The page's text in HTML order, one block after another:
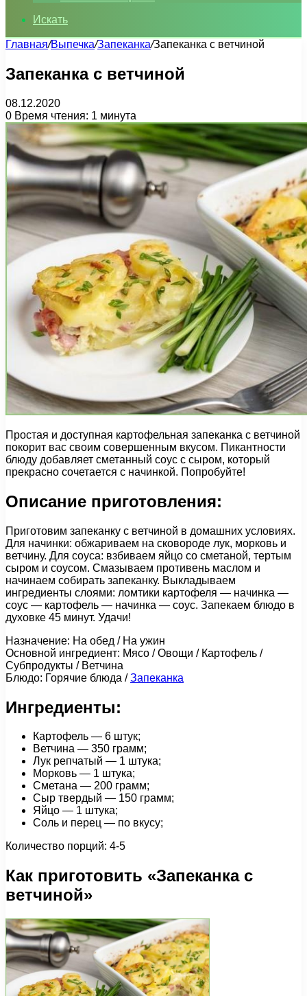
Искать
Главная/Выпечка/Запеканка/Запеканка с ветчиной
Запеканка с ветчиной
08.12.2020
0 Время чтения: 1 минута
Простая и доступная картофельная запеканка с ветчиной
покорит вас своим совершенным вкусом. Пикантности
блюду добавляет сметанный соус с сыром, который
прекрасно сочетается с начинкой. Попробуйте!
Описание приготовления:
Приготовим запеканку с ветчиной в домашних условиях.
Для начинки: обжариваем на сковороде лук, морковь и
ветчину. Для соуса: взбиваем яйцо со сметаной, тертым
сыром и соусом. Смазываем противень маслом и
начинаем собирать запеканку. Выкладываем
ингредиенты слоями: ломтики картофеля — начинка —
соус — картофель — начинка — соус. Запекаем блюдо в
духовке 45 минут. Удачи!
Назначение: На обед / На ужин
Основной ингредиент: Мясо / Овощи / Картофель /
Субпродукты / Ветчина
Блюдо: Горячие блюда /Запеканка
Ингредиенты:
Картофель — 6 штук;
Ветчина — 350 грамм;
Лук репчатый — 1 штука;
Морковь — 1 штука;
Сметана — 200 грамм;
Сыр твердый — 150 грамм;
Яйцо — 1 штука;
Соль и перец — по вкусу;
Количество порций: 4-5
Как приготовить «Запеканка с
ветчиной»